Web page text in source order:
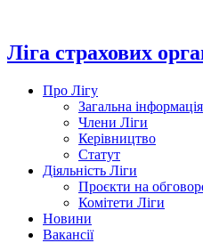
вмісту
Ліга страхових
Про Лігу
Загальна інформація
Члени Ліги
Керівництво
Статут
Діяльність Ліги
Проєкти на
Комітети Ліги
Новини
Вакансії